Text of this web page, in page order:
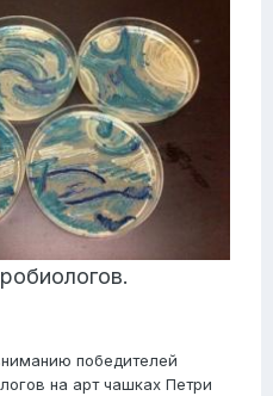
победителей
на арт чашках Петри